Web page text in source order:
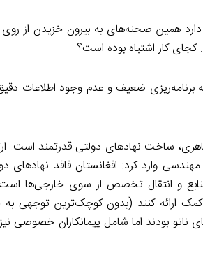
دارد همین صحنه‌های به بیرون خزیدن از
برنامه‌ریزی ضعیف و عدم وجود اطلاعات
ساخت نهادهای دولتی قدرتمند است.
وارد کرد: افغانستان فاقد نهادهای
منابع و انتقال تخصص از سوی خارجی‌ها
ارائه کنند (بدون کوچک‌ترین توجهی
ناتو بودند اما شامل پیمانکاران خصوصی